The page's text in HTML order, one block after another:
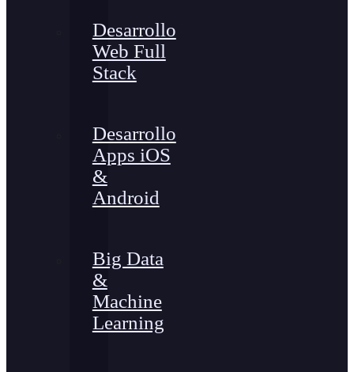
Desarrollo
Web Full
Stack
Desarrollo
Apps iOS
&
Android
Big Data
&
Machine
Learning